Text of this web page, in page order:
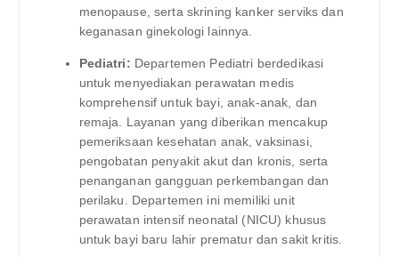
menopause, serta skrining kanker serviks dan
keganasan ginekologi lainnya.
Pediatri: Departemen Pediatri berdedikasi
untuk menyediakan perawatan medis
komprehensif untuk bayi, anak-anak, dan
remaja. Layanan yang diberikan mencakup
pemeriksaan kesehatan anak, vaksinasi,
pengobatan penyakit akut dan kronis, serta
penanganan gangguan perkembangan dan
perilaku. Departemen ini memiliki unit
perawatan intensif neonatal (NICU) khusus
untuk bayi baru lahir prematur dan sakit kritis.